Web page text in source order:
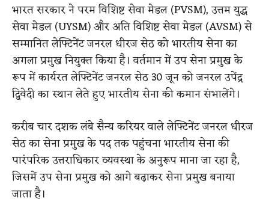
भारत सरकार ने परम विशिष्ट सेवा मेडल (PVSM), उत्तम युद्ध
सेवा मेडल (UYSM) और अति विशिष्ट सेवा मेडल (AVSM) से
सम्मानित लेफ्टिनेंट जनरल धीरज सेठ को भारतीय सेना का
अगला प्रमुख नियुक्त किया है। वर्तमान में उप सेना प्रमुख के
रूप में कार्यरत लेफ्टिनेंट जनरल सेठ 30 जून को जनरल उपेंद्र
द्विवेदी का स्थान लेते हुए भारतीय सेना की कमान संभालेंगे।
करीब चार दशक लंबे सैन्य करियर वाले लेफ्टिनेंट जनरल धीरज
सेठ का सेना प्रमुख के पद तक पहुंचना भारतीय सेना की
पारंपरिक उत्तराधिकार व्यवस्था के अनुरूप माना जा रहा है,
जिसमें उप सेना प्रमुख को आगे बढ़ाकर सेना प्रमुख बनाया
जाता है।